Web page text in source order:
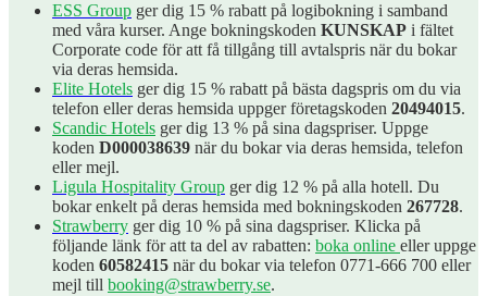
ESS Group ger dig 15 % rabatt på logibokning i samband
med våra kurser. Ange bokningskoden KUNSKAP i fältet
Corporate code för att få tillgång till avtalspris när du bokar
via deras hemsida.
Elite Hotels ger dig 15 % rabatt på bästa dagspris om du via
telefon eller deras hemsida uppger företagskoden 20494015.
Scandic Hotels ger dig 13 % på sina dagspriser. Uppge
koden D000038639 när du bokar via deras hemsida, telefon
eller mejl.
Ligula Hospitality Group ger dig 12 % på alla hotell. Du
bokar enkelt på deras hemsida med bokningskoden 267728.
Strawberry ger dig 10 % på sina dagspriser. Klicka på
följande länk för att ta del av rabatten: boka online eller uppge
koden 60582415 när du bokar via telefon 0771-666 700 eller
mejl till booking@strawberry.se.